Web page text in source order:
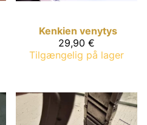
Kenkien venytys
29,90 €
Tilgængelig på lager